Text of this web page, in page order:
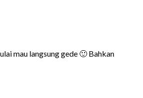
mau langsung gede 🙂 Bahkan